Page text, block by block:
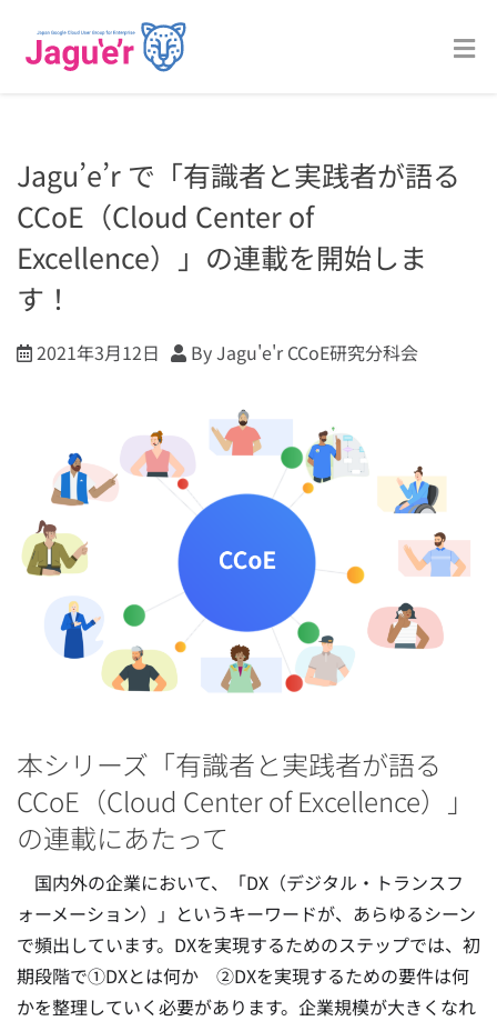
Jagu’e’r で「有識者と実践者が語る
CCoE（Cloud Center of
Excellence）」の連載を開始しま
す！
2021年3月12日 By Jagu'e'r CCoE研究分科会
本シリーズ「有識者と実践者が語る
CCoE（Cloud Center of Excellence）」
の連載にあたって
国内外の企業において、「DX（デジタル・トランスフ
ォーメーション）」というキーワードが、あらゆるシーン
で頻出しています。DXを実現するためのステップでは、初
期段階で①DXとは何か ②DXを実現するための要件は何
かを整理していく必要があります。企業規模が大きくなれ